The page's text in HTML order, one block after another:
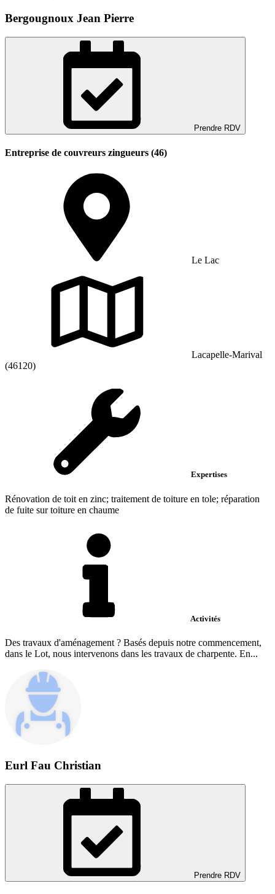
Bergougnoux Jean Pierre
Prendre RDV
Entreprise de couvreurs zingueurs (46)
Le Lac
Lacapelle-Marival
(46120)
Expertises
Rénovation de toit en zinc; traitement de toiture en tole; réparation
de fuite sur toiture en chaume
Activités
Des travaux d'aménagement ? Basés depuis notre commencement,
dans le Lot, nous intervenons dans les travaux de charpente. En...
Eurl Fau Christian
Prendre RDV